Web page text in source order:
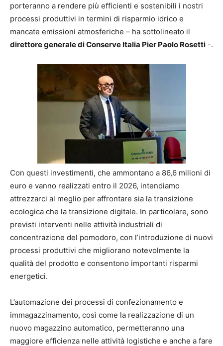
porteranno a rendere più efficienti e sostenibili i nostri
processi produttivi in termini di risparmio idrico e
mancate emissioni atmosferiche – ha sottolineato il
direttore generale di Conserve Italia Pier Paolo Rosetti -.
Con questi investimenti, che ammontano a 86,6 milioni di
euro e vanno realizzati entro il 2026, intendiamo
attrezzarci al meglio per affrontare sia la transizione
ecologica che la transizione digitale. In particolare, sono
previsti interventi nelle attività industriali di
concentrazione del pomodoro, con l’introduzione di nuovi
processi produttivi che migliorano notevolmente la
qualità del prodotto e consentono importanti risparmi
energetici.
L’automazione dei processi di confezionamento e
immagazzinamento, così come la realizzazione di un
nuovo magazzino automatico, permetteranno una
maggiore efficienza nelle attività logistiche e anche a fare